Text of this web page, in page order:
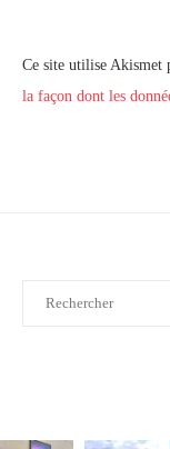
Ce site utilise Akismet
la façon dont les